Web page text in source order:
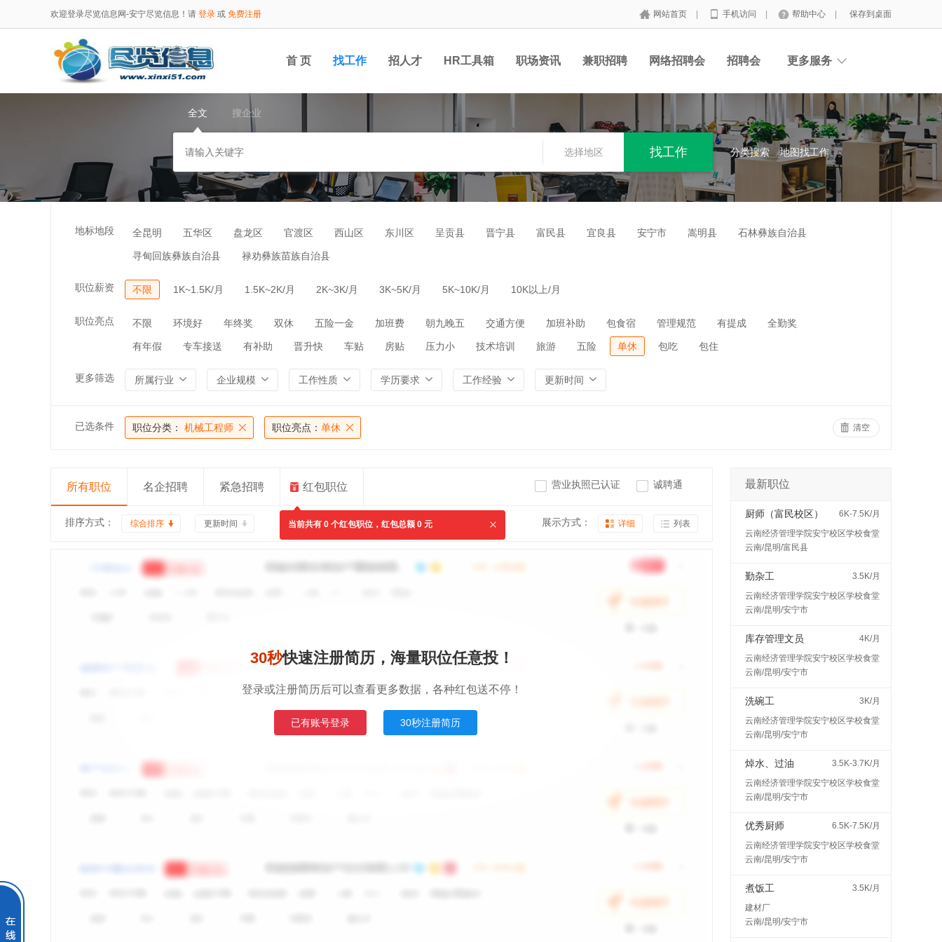
欢迎登录尽览信息网-安宁尽览信息！请 登录 或 免费注册 网站首页 手机访问 帮助中心 保存到桌面
首 页 找工作 招人才 HR工具箱 职场资讯 兼职招聘 网络招聘会 招聘会 更多服务
全文 搜企业
选择地区 分类搜索 地图找工作
地标地段 全昆明 五华区 盘龙区 官渡区 西山区 东川区 呈贡县 晋宁县 富民县 宜良县 安宁市 嵩明县 石林彝族自治县
寻甸回族彝族自治县 禄劝彝族苗族自治县
职位薪资 不限 1K~1.5K/月 1.5K~2K/月 2K~3K/月 3K~5K/月 5K~10K/月 10K以上/月
职位亮点 不限 环境好 年终奖 双休 五险一金 加班费 朝九晚五 交通方便 加班补助 包食宿 管理规范 有提成 全勤奖
有年假 专车接送 有补助 晋升快 车贴 房贴 压力小 技术培训 旅游 五险 单休 包吃 包住
更多筛选 所属行业 企业规模 工作性质 学历要求 工作经验 更新时间
已选条件 职位分类： 机械工程师 职位亮点： 单休 清空
所有职位 名企招聘 紧急招聘 红包职位
当前共有 0 个红包职位，红包总额 0 元
营业执照已认证 诚聘通
排序方式： 综合排序 更新时间 展示方式： 详细 列表
30秒快速注册简历，海量职位任意投！
登录或注册简历后可以查看更多数据，各种红包送不停！
已有账号登录 30秒注册简历
最新职位
厨师（富民校区）
6K-7.5K/月
云南经济管理学院安宁校区学校食堂
云南/昆明/富民县
勤杂工
3.5K/月
云南经济管理学院安宁校区学校食堂
云南/昆明/安宁市
库存管理文员
4K/月
云南经济管理学院安宁校区学校食堂
云南/昆明/安宁市
洗碗工
3K/月
云南经济管理学院安宁校区学校食堂
云南/昆明/安宁市
焯水、过油
3.5K-3.7K/月
云南经济管理学院安宁校区学校食堂
云南/昆明/安宁市
优秀厨师
6.5K-7.5K/月
云南经济管理学院安宁校区学校食堂
云南/昆明/安宁市
煮饭工
3.5K/月
建材厂
云南/昆明/安宁市